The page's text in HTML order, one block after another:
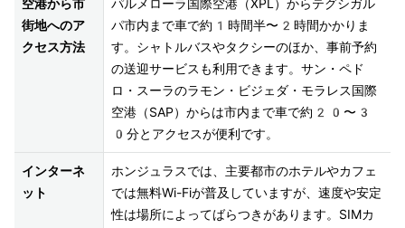
空港から市
街地へのア
クセス方法
パルメローラ国際空港（XPL）からテグシガル
パ市内まで車で約1時間半〜2時間かかりま
す。シャトルバスやタクシーのほか、事前予約
の送迎サービスも利用できます。サン・ペド
ロ・スーラのラモン・ビジェダ・モラレス国際
空港（SAP）からは市内まで車で約20〜3
0分とアクセスが便利です。
インターネ
ット
ホンジュラスでは、主要都市のホテルやカフェ
では無料Wi-Fiが普及していますが、速度や安定
性は場所によってばらつきがあります。SIMカ